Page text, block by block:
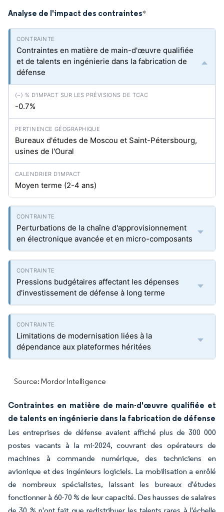
Analyse de l'impact des contraintes*
Contraintes en matière de main-d'œuvre qualifiée
et de talents en ingénierie dans la fabrication de
défense
-0.7%
Bureaux d'études de Moscou et Saint-Pétersbourg,
usines de l'Oural
Moyen terme (2-4 ans)
Perturbations de la chaîne d'approvisionnement
en électronique avancée et en micro-composants
Pressions budgétaires affectant les dépenses
d'investissement de défense à long terme
Limitations de modernisation liées à la
dépendance aux plateformes héritées
Source: Mordor Intelligence
Contraintes en matière de main-d'œuvre qualifiée et
de talents en ingénierie dans la fabrication de défense
Les entreprises de défense avaient affiché plus de 300 000
postes vacants à la mi-2024, couvrant des opérateurs de
machines à commande numérique, des techniciens en
avionique et des ingénieurs logiciels. La mobilisation a enrôlé
de nombreux spécialistes, laissant les bureaux d'études
fonctionner à 60-70 % de leur capacité. Des hausses de salaires